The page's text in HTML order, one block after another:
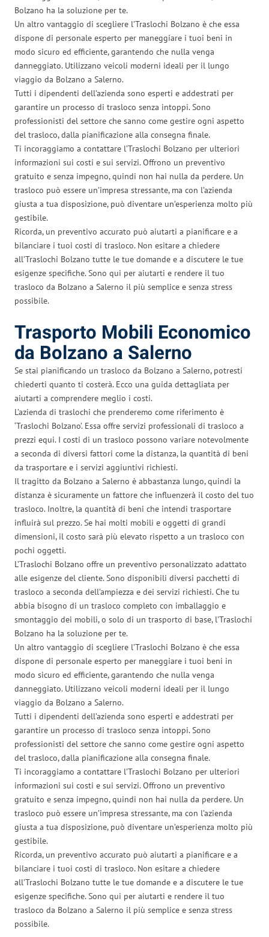
Bolzano ha la soluzione per te.
Un altro vantaggio di scegliere l’Traslochi Bolzano è che essa
dispone di personale esperto per maneggiare i tuoi beni in
modo sicuro ed efficiente, garantendo che nulla venga
danneggiato. Utilizzano veicoli moderni ideali per il lungo
viaggio da Bolzano a Salerno.
Tutti i dipendenti dell’azienda sono esperti e addestrati per
garantire un processo di trasloco senza intoppi. Sono
professionisti del settore che sanno come gestire ogni aspetto
del trasloco, dalla pianificazione alla consegna finale.
Ti incoraggiamo a contattare l’Traslochi Bolzano per ulteriori
informazioni sui costi e sui servizi. Offrono un preventivo
gratuito e senza impegno, quindi non hai nulla da perdere. Un
trasloco può essere un’impresa stressante, ma con l’azienda
giusta a tua disposizione, può diventare un’esperienza molto più
gestibile.
Ricorda, un preventivo accurato può aiutarti a pianificare e a
bilanciare i tuoi costi di trasloco. Non esitare a chiedere
all’Traslochi Bolzano tutte le tue domande e a discutere le tue
esigenze specifiche. Sono qui per aiutarti e rendere il tuo
trasloco da Bolzano a Salerno il più semplice e senza stress
possibile.
Trasporto Mobili Economico
da Bolzano a Salerno
Se stai pianificando un trasloco da Bolzano a Salerno, potresti
chiederti quanto ti costerà. Ecco una guida dettagliata per
aiutarti a comprendere meglio i costi.
L’azienda di traslochi che prenderemo come riferimento è
‘Traslochi Bolzano’. Essa offre servizi professionali di trasloco a
prezzi equi. I costi di un trasloco possono variare notevolmente
a seconda di diversi fattori come la distanza, la quantità di beni
da trasportare e i servizi aggiuntivi richiesti.
Il tragitto da Bolzano a Salerno è abbastanza lungo, quindi la
distanza è sicuramente un fattore che influenzerà il costo del tuo
trasloco. Inoltre, la quantità di beni che intendi trasportare
influirà sul prezzo. Se hai molti mobili e oggetti di grandi
dimensioni, il costo sarà più elevato rispetto a un trasloco con
pochi oggetti.
L’Traslochi Bolzano offre un preventivo personalizzato adattato
alle esigenze del cliente. Sono disponibili diversi pacchetti di
trasloco a seconda dell’ampiezza e dei servizi richiesti. Che tu
abbia bisogno di un trasloco completo con imballaggio e
smontaggio dei mobili, o solo di un trasporto di base, l’Traslochi
Bolzano ha la soluzione per te.
Un altro vantaggio di scegliere l’Traslochi Bolzano è che essa
dispone di personale esperto per maneggiare i tuoi beni in
modo sicuro ed efficiente, garantendo che nulla venga
danneggiato. Utilizzano veicoli moderni ideali per il lungo
viaggio da Bolzano a Salerno.
Tutti i dipendenti dell’azienda sono esperti e addestrati per
garantire un processo di trasloco senza intoppi. Sono
professionisti del settore che sanno come gestire ogni aspetto
del trasloco, dalla pianificazione alla consegna finale.
Ti incoraggiamo a contattare l’Traslochi Bolzano per ulteriori
informazioni sui costi e sui servizi. Offrono un preventivo
gratuito e senza impegno, quindi non hai nulla da perdere. Un
trasloco può essere un’impresa stressante, ma con l’azienda
giusta a tua disposizione, può diventare un’esperienza molto più
gestibile.
Ricorda, un preventivo accurato può aiutarti a pianificare e a
bilanciare i tuoi costi di trasloco. Non esitare a chiedere
all’Traslochi Bolzano tutte le tue domande e a discutere le tue
esigenze specifiche. Sono qui per aiutarti e rendere il tuo
trasloco da Bolzano a Salerno il più semplice e senza stress
possibile.